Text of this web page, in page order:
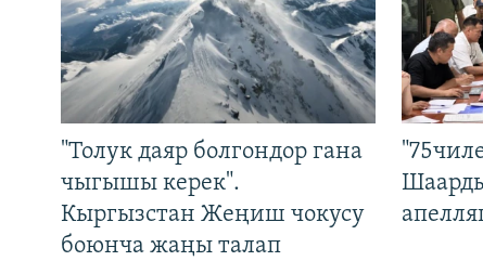
"Толук даяр болгондор гана
чыгышы керек".
Кыргызстан Жеңиш чокусу
боюнча жаңы талап